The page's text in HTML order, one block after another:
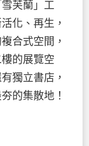
芙蘭」工
化、再生，
合式空間，
的展覽空
獨立書店，
的集散地！